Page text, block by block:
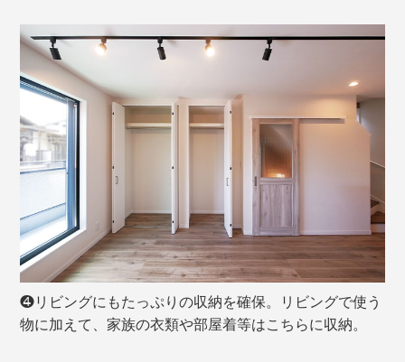
❹リビングにもたっぷりの収納を確保。リビングで使う
物に加えて、家族の衣類や部屋着等はこちらに収納。